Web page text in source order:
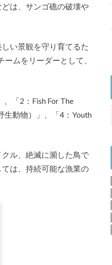
は、サンゴ礁の破壊や
い景観を守り育てるた
ムをリーダーとして、
「2：Fish For The
生動物）」、「4：Youth
ル、絶滅に瀕した鳥で
は、持続可能な漁業の